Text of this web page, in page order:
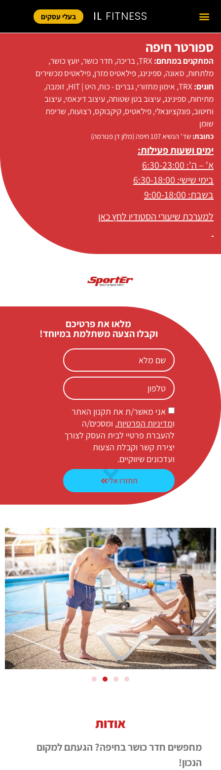
IL FITNESS בעלי עסקים
ספורטר חיפה
המתקנים במתחם: TRX
,בריכה, חדר כושר, יועץ כושר,
מלתחות, סאונה, ספינינג,פילאטיס מזרן,פילאטיס מכשירים
חוגים: TRX
, אימון מחזורי,גברים - כוח,היט | HIT ,זומבה,
מתיחות, ספינינג, עיצוב בטן שטוחה, עיצוב דינאמי, עיצוב
וחיטוב,פונקציונאלי,פילאטיס,קיקבוקס, רצועות, שריפת
שומן
כתובת: שד' הנשיא 107 חיפה (מלון דן פנורמה)
ימים ושעות פעילות:
א' – ה': 6:30-23:00
בימי שישי: 6:30-18:00
בשבת: 9:00-18:00
למערכת שיעורי הסטודיו לחץ כאן
מלאו את פרטיכם
וקבלו הצעה משתלמת במיוחד!
אני מאשר/ת את תקנון האתר
ומדיניות הפרטיות, ומסכים/ה
להעברת פרטיי לבית העסק לצורך
יצירת קשר וקבלת הצעות
ועדכונים שיווקיים.
תחזרו אלי
אודות
מחפשים חדר כושר בחיפה? הגעתם למקום
הנכון!